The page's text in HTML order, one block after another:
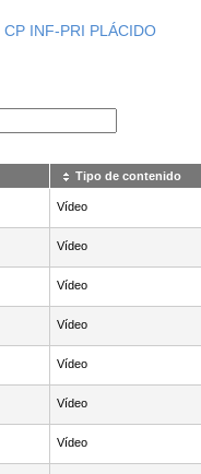
CP INF-PRI PLÁCIDO
Tipo de contenido
Vídeo
Vídeo
Vídeo
Vídeo
Vídeo
Vídeo
Vídeo